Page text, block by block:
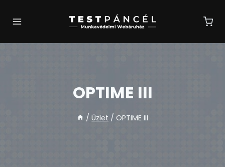
OPTIME III
/ Üzlet / OPTIME III